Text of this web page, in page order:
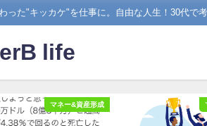
った"キッカケ"を仕事に。自由な人生！30代で
life
マネー&資産形成